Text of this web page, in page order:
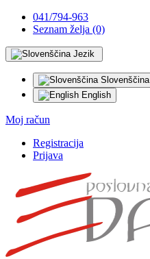
041/794-963
Seznam želja (0)
Jezik
Slovenščina
English
Moj račun
Registracija
Prijava